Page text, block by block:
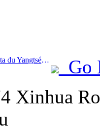
Prev:La ligne ferroviaire du delta du Yangtsé a transporté plus de 21,38 millions de passagers pendant les vacances du 1er mai.
Go
Xinhua